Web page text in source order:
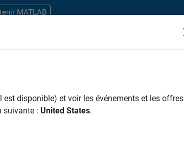
MATLAB
Développement de produits Ingénierie de la qualité
disponible) et voir les événements et les offres
suivante : United States.